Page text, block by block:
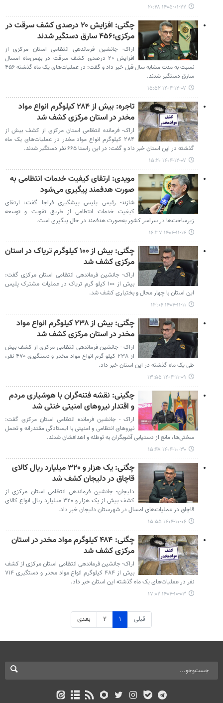
۱۴۰۵-۰۱-۲۲ ۲۰:۴۸
چگنی: افزایش ۲۰ درصدی کشف سرقت در
مرکزی؛۴۵۶ سارق دستگیر شدند
اراک- جانشین فرماندهی انتظامی استان مرکزی از
افزایش ۲۰ درصدی کشف سرقت در بهمن‌ماه امسال
نسبت به مدت مشابه سال قبل خبر داد و گفت: در عملیات‌های یک ماه گذشته ۴۵۶
سارق دستگیر شدند.
۱۴۰۴-۱۲-۰۷ ۱۵:۵۲
تاجره: بیش از ۲۸۴ کیلوگرم انواع مواد
مخدر در استان مرکزی کشف شد
اراک- فرمانده انتظامی استان مرکزی از کشف بیش از
۲۸۴ کیلوگرم انواع مواد مخدر در عملیات‌های یک ماه
گذشته در این استان خبر داد و گفت: در این راستا ۶۶۵ نفر دستگیر شدند.
۱۴۰۴-۱۲-۰۷ ۱۵:۲۰
مویدی: ارتقای کیفیت خدمات انتظامی به
صورت هدفمند پیگیری می‌شود
شازند- رئیس پلیس پیشگیری فراجا گفت: ارتقای
کیفیت خدمات انتظامی از طریق تقویت و توسعه
زیرساخت‌ها در سراسر کشور به‌صورت هدفمند در حال پیگیری است.
۱۴۰۴-۱۱-۱۴ ۱۶:۳۷
چگنی: بیش از ۱۰۰ کیلوگرم تریاک در استان
مرکزی کشف شد
اراک- جانشین فرماندهی انتظامی استان مرکزی گفت:
بیش از ۱۰۰ کیلو گرم تریاک در عملیات مشترک پلیس
این استان با چهار محال و بختیاری کشف شد.
۱۴۰۴-۱۱-۱۱ ۱۳:۰۶
چگنی: بیش از ۲۳۸ کیلوگرم انواع مواد
مخدر در استان مرکزی کشف شد
اراک - جانشین فرماندهی انتظامی مرکزی از کشف بیش
از ۲۳۸ کیلو گرم انواع مواد مخدر و دستگیری ۴۷۰ نفر،
طی یک ماه گذشته در این استان خبر داد.
۱۴۰۴-۱۱-۰۹ ۱۳:۵۵
چگینی: نقشه فتنه‌گران با هوشیاری مردم
و اقتدار نیروهای امنیتی خنثی شد
اراک - جانشین فرمانده انتظامی استان مرکزی گفت:
نیروهای انتظامی و امنیتی با ایستادگی مقتدرانه و تحمل
سختی‌ها، مانع از دستیابی آشوبگران به توطئه و اهدافشان شدند.
۱۴۰۴-۱۰-۳۰ ۱۵:۴۸
چگنی: یک هزار و ۳۲۰ میلیارد ریال کالای
قاچاق در دلیجان کشف شد
دلیجان- جانشین فرماندهی انتظامی استان مرکزی از
کشف بیش از یک هزار و ۳۲۰ میلیارد ریال انواع کالای
قاچاق در عملیات‌های امسال در شهرستان دلیجان خبر داد.
۱۴۰۴-۱۰-۰۶ ۱۵:۵۵
چگنی: ۴۸۴ کیلوگرم مواد مخدر در استان
مرکزی کشف شد
اراک- جانشین فرماندهی انتظامی استان مرکزی از کشف
بیش از ۴۸۴ کیلوگرم انواع مواد مخدر و دستگیری ۷۱۴
نفر در عملیات‌های یک ماه گذشته این استان خبر داد.
۱۴۰۴-۱۰-۰۳ ۱۷:۰۲
قبلی ۱ ۲ بعدی